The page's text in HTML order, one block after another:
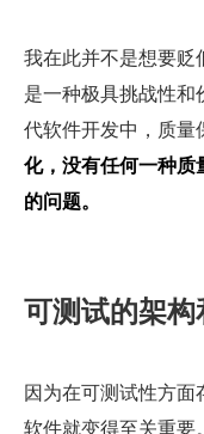
我在此并不是想要
是一种极具挑战性
代软件开发中，质量
化，没有任何一种
的问题。
可测试的架
因为在可测试性方
软件就变得至关重